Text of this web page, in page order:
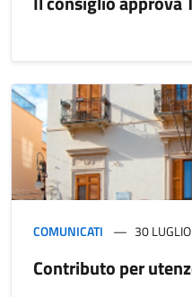
COMUNICATI 30
Contributo per